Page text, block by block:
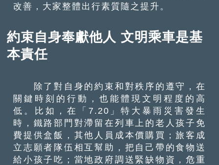
改善，大家整體出行素質隨之提升。
約束自身奉獻他人 文明乘車是基
本責任
除了對自身的約束和對秩序的遵守，在
關鍵時刻的行動，也能體現文明程度的高
低。比如，在「7.20」特大暴雨災害發生
時，鐵路部門對滯留在列車上的老人孩子免
費提供盒飯，其他人員成本價購買；旅客成
立志願者隊伍相互幫助，把自己帶的食物送
給小孩子吃；當地政府調送緊缺物資，危重